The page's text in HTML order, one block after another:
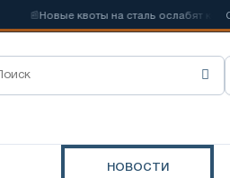
квоты на сталь ослабят конкуренцию
В
НОВОСТИ